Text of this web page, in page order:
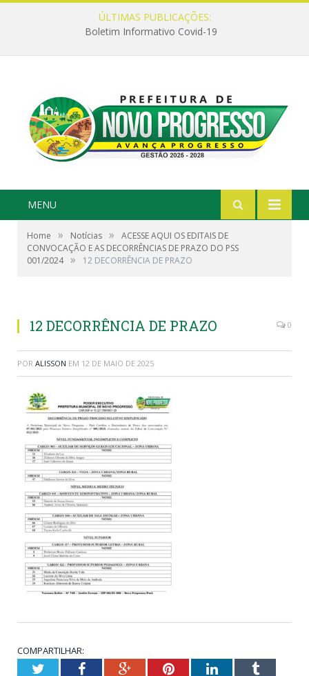
ÚLTIMAS PUBLICAÇÕES:
Boletim Informativo Covid-19
MENU
Home » Notícias »
ACESSE AQUI OS EDITAIS DE
CONVOCAÇÃO E AS DECORRÊNCIAS DE PRAZO DO PSS
001/2024 » 12 DECORRÊNCIA DE PRAZO
12 DECORRÊNCIA DE PRAZO 0
POR ALISSON EM 12 DE MAIO DE 2025
COMPARTILHAR:
TwitterFacebookGoogle+PinterestLinkedInTumblr